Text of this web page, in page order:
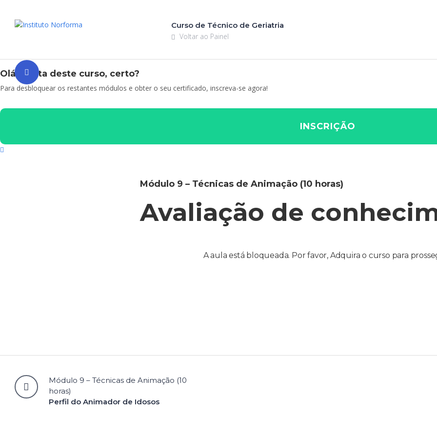
Curso de Técnico de Geriatria
Voltar ao Painel
Olá! Gosta deste curso, certo?
Para desbloquear os restantes módulos e obter o seu certificado, inscreva-se agora!
INSCRIÇÃO
Módulo 9 – Técnicas de Animação (10 horas)
Avaliação de
A aula está bloqueada. Por favor, Adquira o curso para
Módulo 9 – Técnicas de Animação (10
horas)
Perfil do Animador de Idosos